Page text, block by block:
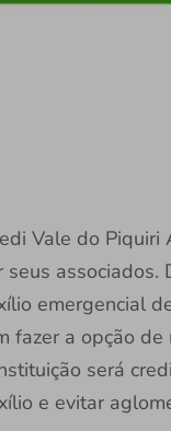
Vale do Piquiri
seus
emergencial
fazer a opção
será
e evitar